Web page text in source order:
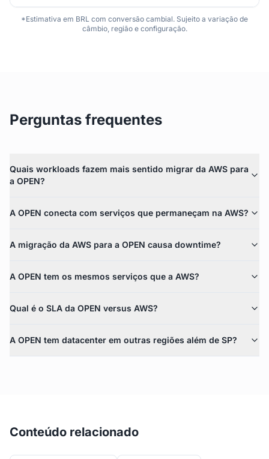
*Estimativa em BRL com conversão cambial. Sujeito a variação de
câmbio, região e configuração.
Perguntas frequentes
Quais workloads fazem mais sentido migrar da AWS para
a OPEN?
A OPEN conecta com serviços que permaneçam na AWS?
A migração da AWS para a OPEN causa downtime?
A OPEN tem os mesmos serviços que a AWS?
Qual é o SLA da OPEN versus AWS?
A OPEN tem datacenter em outras regiões além de SP?
Conteúdo relacionado